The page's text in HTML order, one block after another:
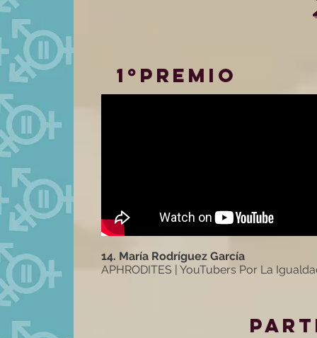
1ºPREMIO
14. María Rodríguez García
APHRODITES | YouTubers Por La